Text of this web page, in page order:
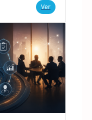
Ver